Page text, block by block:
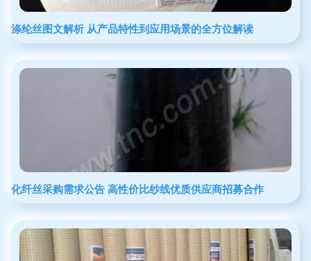
涤纶丝图文解析 从产品特性到应用场景的全方位解读
化纤丝采购需求公告 高性价比纱线优质供应商招募合作